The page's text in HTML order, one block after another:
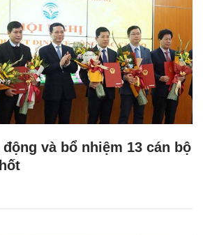
động và bổ nhiệm 13 cán bộ